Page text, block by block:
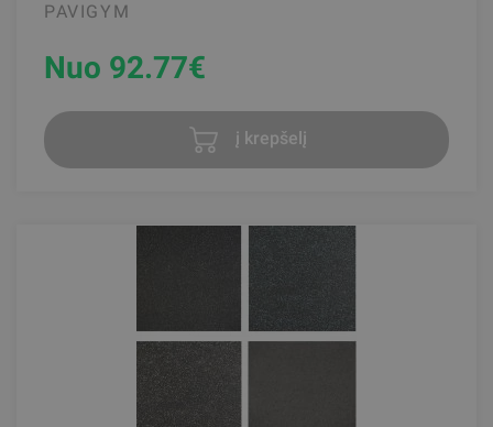
PAVIGYM
Nuo 92.77€
į krepšelį